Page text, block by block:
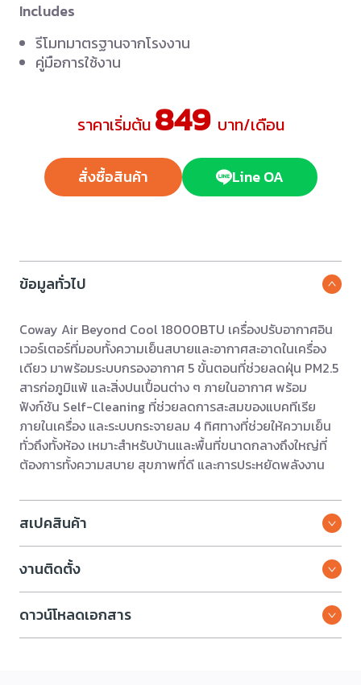
Includes
รีโมทมาตรฐานจากโรงงาน
คู่มือการใช้งาน
ราคาเริ่มต้น 849 บาท/เดือน
สั่งซื้อสินค้า Line OA
ข้อมูลทั่วไป
Coway Air Beyond Cool 18000BTU เครื่องปรับอากาศอิน
เวอร์เตอร์ที่มอบทั้งความเย็นสบายและอากาศสะอาดในเครื่อง
เดียว มาพร้อมระบบกรองอากาศ 5 ขั้นตอนที่ช่วยลดฝุ่น PM2.5
สารก่อภูมิแพ้ และสิ่งปนเปื้อนต่าง ๆ ภายในอากาศ พร้อม
ฟังก์ชัน Self-Cleaning ที่ช่วยลดการสะสมของแบคทีเรีย
ภายในเครื่อง และระบบกระจายลม 4 ทิศทางที่ช่วยให้ความเย็น
ทั่วถึงทั้งห้อง เหมาะสำหรับบ้านและพื้นที่ขนาดกลางถึงใหญ่ที่
ต้องการทั้งความสบาย สุขภาพที่ดี และการประหยัดพลังงาน
สเปคสินค้า
งานติดตั้ง
ดาวน์โหลดเอกสาร